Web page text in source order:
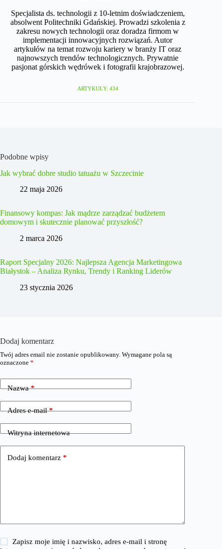
Specjalista ds. technologii z 10-letnim doświadczeniem,
absolwent Politechniki Gdańskiej. Prowadzi szkolenia z
zakresu nowych technologii oraz doradza firmom w
implementacji innowacyjnych rozwiązań. Autor
artykułów na temat rozwoju kariery w branży IT oraz
najnowszych trendów technologicznych. Prywatnie
pasjonat górskich wędrówek i fotografii krajobrazowej.
ARTYKUŁY: 434
Podobne wpisy
Jak wybrać dobre studio tatuażu w Szczecinie
22 maja 2026
Finansowy kompas: Jak mądrze zarządzać budżetem
domowym i skutecznie planować przyszłość?
2 marca 2026
Raport Specjalny 2026: Najlepsza Agencja Marketingowa
Białystok – Analiza Rynku, Trendy i Ranking Liderów
23 stycznia 2026
Dodaj komentarz
Twój adres email nie zostanie opublikowany. Wymagane pola są
oznaczone *
Nazwa*
Adres e-mail*
Witryna internetowa
Dodaj komentarz *
Zapisz moje imię i nazwisko, adres e-mail i stronę